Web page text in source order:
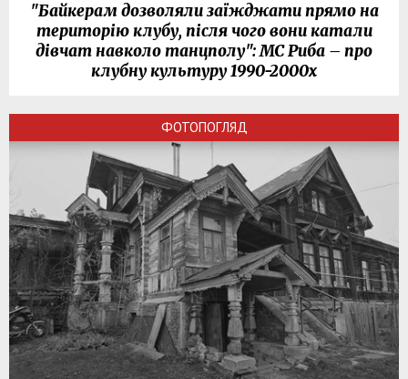
"Байкерам дозволяли заїжджати прямо на
територію клубу, після чого вони катали
дівчат навколо танцполу": МС Риба – про
клубну культуру 1990-2000х
ФОТОПОГЛЯД